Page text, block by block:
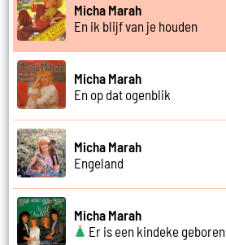
Micha Marah
En ik blijf van je houden
Micha Marah
En op dat ogenblik
Micha Marah
Engeland
Micha Marah
Er is een kindeke geboren